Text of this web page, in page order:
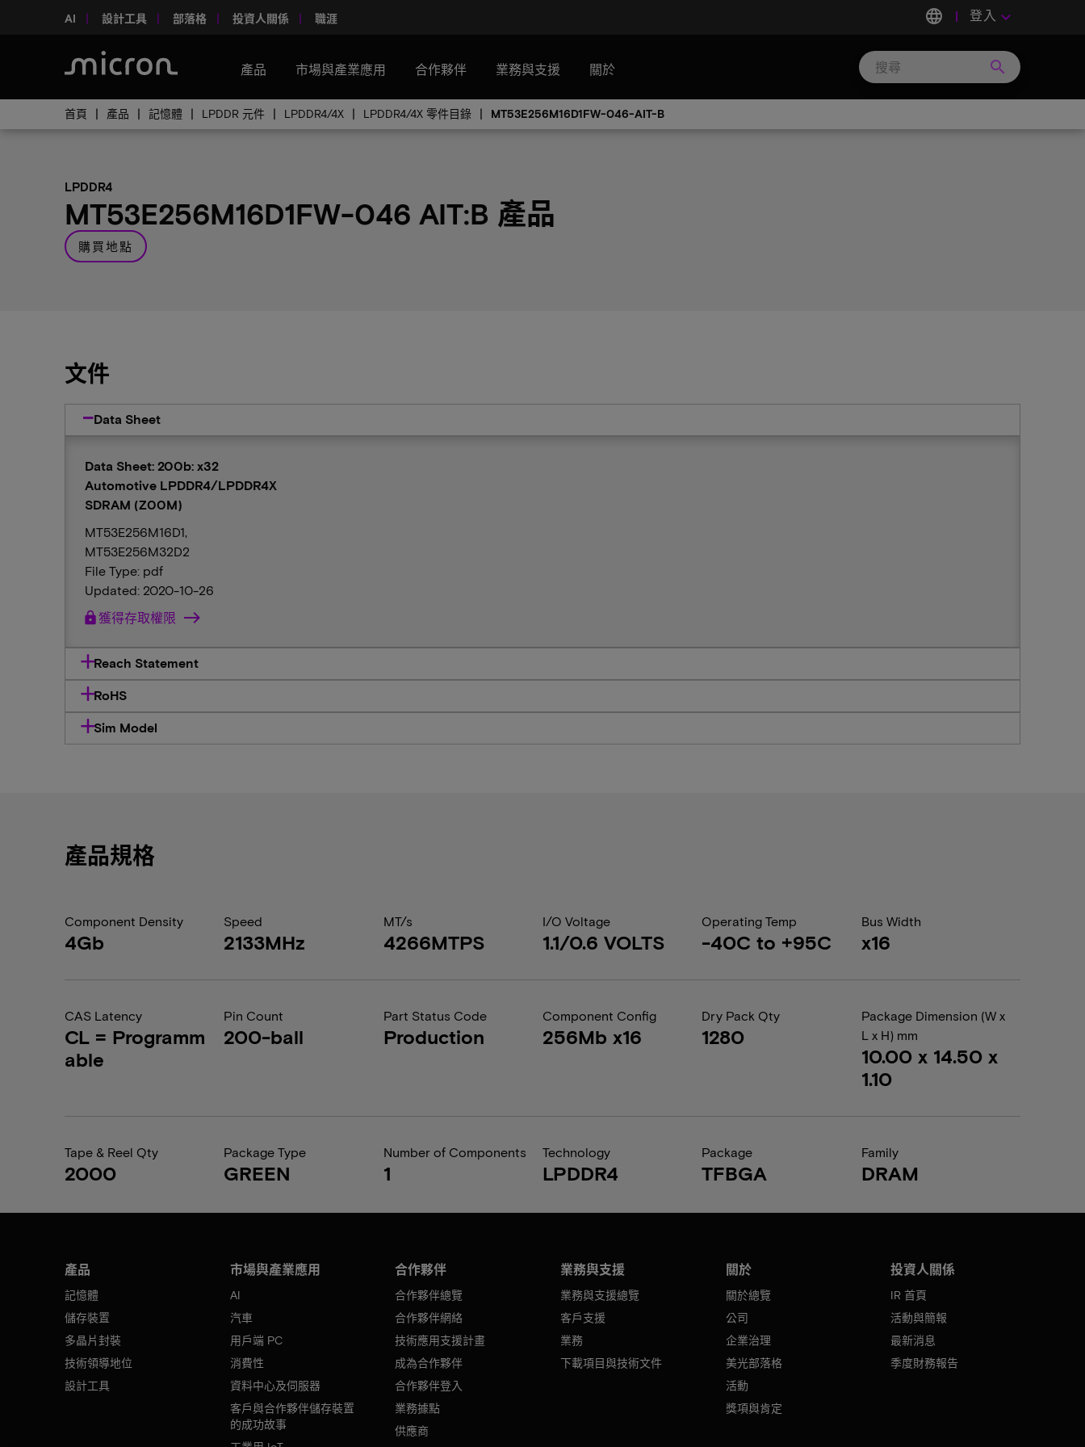
AI 設計工具 部落格 投資人關係 職涯 language 登入 keyboard_arrow_down
產品 市場與產業應用 合作夥伴 業務與支援 關於 search
首頁 產品 記憶體 LPDDR 元件 LPDDR4/4X LPDDR4/4X 零件目錄 MT53E256M16D1FW-046-AIT-B
LPDDR4
MT53E256M16D1FW-046 AIT:B 產品
購買地點
文件
Data Sheet
Data Sheet: 200b: x32
Automotive LPDDR4/LPDDR4X
SDRAM (Z00M)
MT53E256M16D1,
MT53E256M32D2
File Type: pdf
Updated: 2020-10-26
lock 獲得存取權限
Reach Statement
RoHS
Sim Model
產品規格
Component Density
4Gb
Speed
2133MHz
MT/s
4266MTPS
I/O Voltage
1.1/0.6 VOLTS
Operating Temp
-40C to +95C
Bus Width
x16
CAS Latency
CL = Programm
able
Pin Count
200-ball
Part Status Code
Production
Component Config
256Mb x16
Dry Pack Qty
1280
Package Dimension (W x
L x H) mm
10.00 x 14.50 x
1.10
Tape & Reel Qty
2000
Package Type
GREEN
Number of Components
1
Technology
LPDDR4
Package
TFBGA
Family
DRAM
產品
記憶體
儲存裝置
多晶片封裝
技術領導地位
設計工具
市場與產業應用
AI
汽車
用戶端 PC
消費性
資料中心及伺服器
客戶與合作夥伴儲存裝置
的成功故事
合作夥伴
合作夥伴總覽
合作夥伴網絡
技術應用支援計畫
成為合作夥伴
合作夥伴登入
業務據點
供應商
業務與支援
業務與支援總覽
客戶支援
業務
下載項目與技術文件
關於
關於總覽
公司
企業治理
美光部落格
活動
獎項與肯定
投資人關係
IR 首頁
活動與簡報
最新消息
季度財務報告